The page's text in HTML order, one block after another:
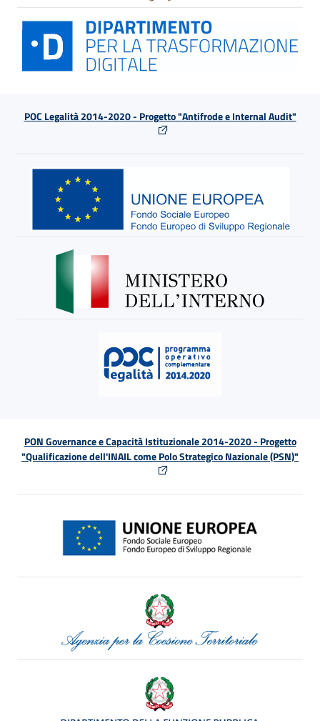
POC Legalità 2014-2020 - Progetto "Antifrode e Internal Audit"
PON Governance e Capacità Istituzionale 2014-2020 - Progetto
"Qualificazione dell'INAIL come Polo Strategico Nazionale (PSN)"